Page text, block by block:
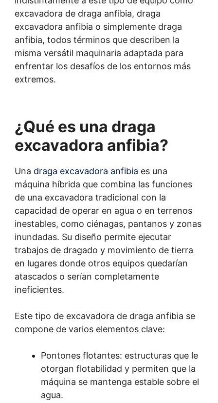
excavadora de draga anfibia, draga
excavadora anfibia o simplemente draga
anfibia, todos términos que describen la
misma versátil maquinaria adaptada para
enfrentar los desafíos de los entornos más
extremos.
¿Qué es una draga
excavadora anfibia?
Una draga excavadora anfibia es una
máquina híbrida que combina las funciones
de una excavadora tradicional con la
capacidad de operar en agua o en terrenos
inestables, como ciénagas, pantanos y zonas
inundadas. Su diseño permite ejecutar
trabajos de dragado y movimiento de tierra
en lugares donde otros equipos quedarían
atascados o serían completamente
ineficientes.
Este tipo de excavadora de draga anfibia se
compone de varios elementos clave:
Pontones flotantes: estructuras que le
otorgan flotabilidad y permiten que la
máquina se mantenga estable sobre el
agua.